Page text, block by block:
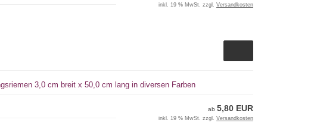
inkl. 19 % MwSt. zzgl. Versandkosten
3,0 cm breit x 50,0 cm lang in diversen Farben
ab 5,80 EUR
inkl. 19 % MwSt. zzgl. Versandkosten